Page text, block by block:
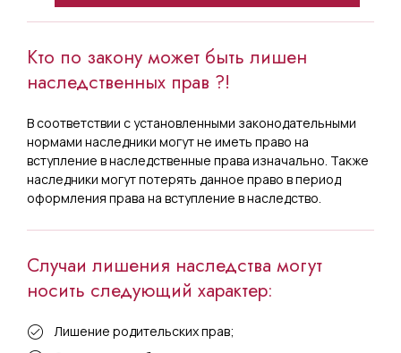
Кто по закону может быть лишен
наследственных прав ?!
В соответствии с установленными законодательными
нормами наследники могут не иметь право на
вступление в наследственные права изначально. Также
наследники могут потерять данное право в период
оформления права на вступление в наследство.
Случаи лишения наследства могут
носить следующий характер:
Лишение родительских прав;